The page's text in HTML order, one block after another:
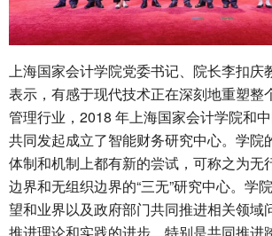
上海国家会计学院党委书记、院长李扣庆
表示，有感于现代技术正在深刻地重塑整
管理行业，2018 年上海国家会计学院和
共同发起成立了智能财务研究中心。学院
体制和机制上都有新的尝试，可称之为无
边界和无组织边界的“三无”研究中心。学
望和业界以及政府部门共同推进相关领域
推进理论和实践的进步，特别是共同推进